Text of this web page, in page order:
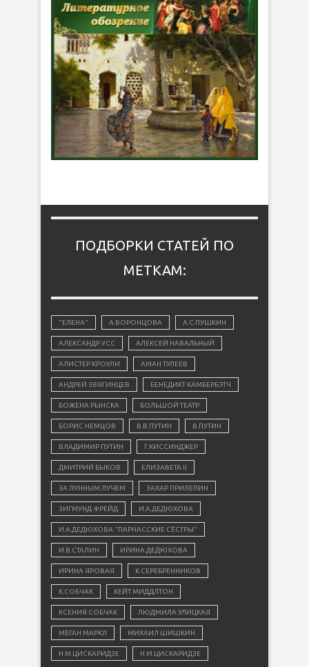
ПОДБОРКИ СТАТЕЙ ПО
МЕТКАМ:
"ЕЛЕНА" А.ВОРОНЦОВА А.С.ПУШКИН
АЛЕКСАНДР УСС АЛЕКСЕЙ НАВАЛЬНЫЙ
АЛИСТЕР КРОУЛИ АМАН ТУЛЕЕВ
АНДРЕЙ ЗВЯГИНЦЕВ БЕНЕДИКТ КАМБЕРБЭТЧ
БОЖЕНА РЫНСКА БОЛЬШОЙ ТЕАТР
БОРИС НЕМЦОВ В.В.ПУТИН В.ПУТИН
ВЛАДИМИР ПУТИН Г.КИССИНДЖЕР
ДМИТРИЙ БЫКОВ ЕЛИЗАВЕТА II
ЗА ЛУННЫМ ЛУЧЕМ ЗАХАР ПРИЛЕПИН
ЗИГМУНД ФРЕЙД И.А.ДЕДЮХОВА
И.А.ДЕДЮХОВА "ПАРНАССКИЕ СЁСТРЫ"
И.В.СТАЛИН ИРИНА ДЕДЮХОВА
ИРИНА ЯРОВАЯ К.СЕРЕБРЕННИКОВ
К.СОБЧАК КЕЙТ МИДДЛТОН
КСЕНИЯ СОБЧАК ЛЮДМИЛА УЛИЦКАЯ
МЕГАН МАРКЛ МИХАИЛ ШИШКИН
Н.М.ЦИСКАРИДЗЕ Н.М.ЦИСКАРИДЗЕ